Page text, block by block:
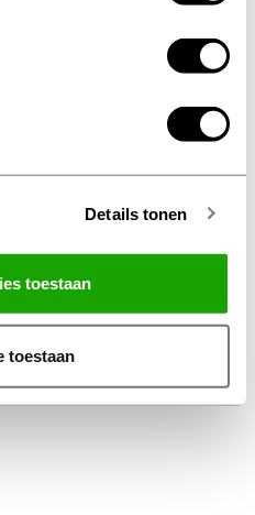
Details tonen
toestaan
toestaan
générales
Belux